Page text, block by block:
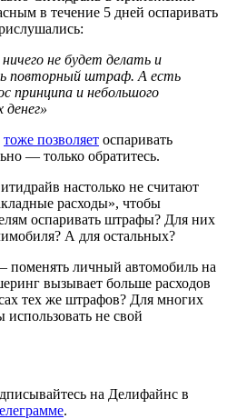
в течение 5 дней оспаривать
не будет делать и
повторный штраф. А есть
принципа и небольшого
денег»
тоже позволяет оспаривать
— только обратитесь.
настолько не считают
расходы», чтобы
оспаривать штрафы? Для них
А для остальных?
личный автомобиль на
вызывает больше расходов
тех же штрафов? Для многих
использовать не свой
на Делифайнс в
.